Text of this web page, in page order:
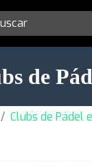
de
Clubs de Pádel